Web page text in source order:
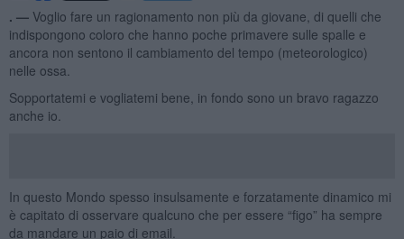
. — Voglio fare un ragionamento non più da giovane, di quelli che
indispongono coloro che hanno poche primavere sulle spalle e
ancora non sentono il cambiamento del tempo (meteorologico)
nelle ossa.
Sopportatemi e vogliatemi bene, in fondo sono un bravo ragazzo
anche io.
In questo Mondo spesso insulsamente e forzatamente dinamico mi
è capitato di osservare qualcuno che per essere “figo” ha sempre
da mandare un paio di email.